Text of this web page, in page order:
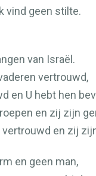
vind geen stilte.
van Israël.
vertrouwd,
en U hebt hen
en zij zijn
vertrouwd en zij
en geen man,